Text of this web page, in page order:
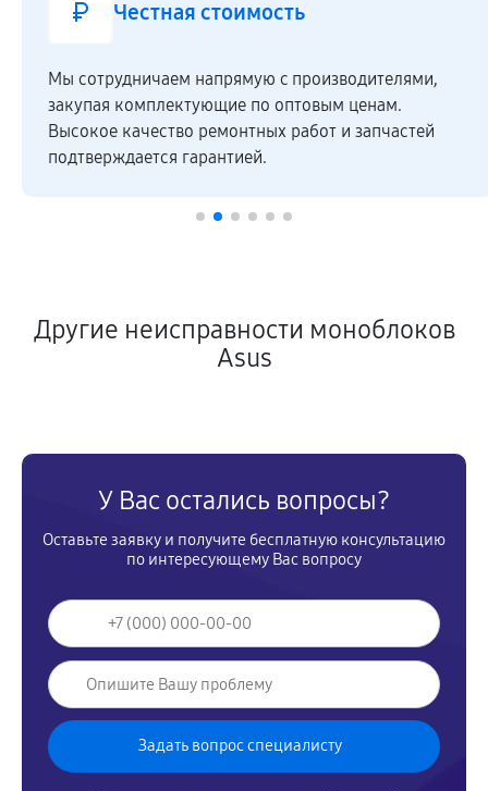
Честная стоимость
Мы сотрудничаем напрямую c производителями,
закупая комплектующие по оптовым ценам.
Высокое качество ремонтных работ и запчастей
подтверждается гарантией.
Другие неисправности моноблоков
Asus
У Вас остались вопросы?
Оставьте заявку и получите бесплатную консультацию
по интересующему Вас вопросу